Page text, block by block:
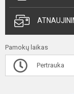
Pamokų laikas
Pertrauka